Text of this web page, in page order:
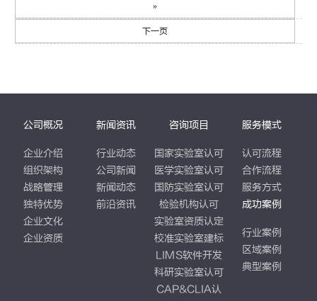
»
下一页
公司概况
企业介绍
组织架构
战略管理
独特优势
企业文化
企业资质
新闻资讯
行业动态
公司新闻
新闻动态
前沿资讯
咨询项目
国家实验室认可
医学实验室认可
国防实验室认可
检验机构认可
实验室资质认定
校准实验室建标
LIMS软件开发
科研实验室认可
CAP&CLIA认
服务模式
认可流程
合作流程
服务方式
成功案例
行业案例
区域案例
典型案例